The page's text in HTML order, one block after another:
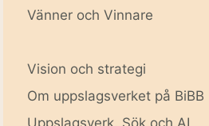
Vänner och Vinnare
Vision och strategi
Om uppslagsverket på BiBB
Uppslagsverk, Sök och AI